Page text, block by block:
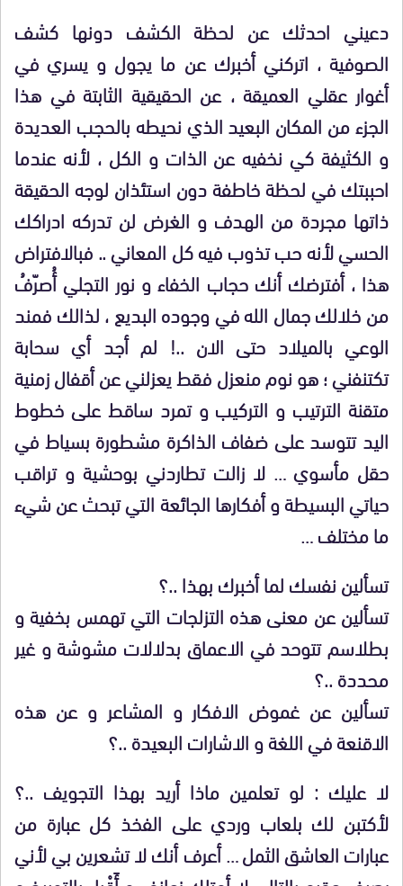
دعيني احدثك عن لحظة الكشف دونها كشف
الصوفية ، اتركني أخبرك عن ما يجول و يسري في
أغوار عقلي العميقة ، عن الحقيقية الثابتة في هذا
الجزء من المكان البعيد الذي نحيطه بالحجب العديدة
و الكثيفة كي نخفيه عن الذات و الكل ، لأنه عندما
احببتك في لحظة خاطفة دون استئذان لوجه الحقيقة
ذاتها مجردة من الهدف و الغرض لن تدركه ادراكك
الحسي لأنه حب تذوب فيه كل المعاني .. فبالافتراض
هذا ، أفترضك أنك حجاب الخفاء و نور التجلي أُصرّفُ
من خلالك جمال الله في وجوده البديع ، لذالك فمند
الوعي بالميلاد حتى الان ..! لم أجد أي سحابة
تكتنفني ؛ هو نوم منعزل فقط يعزلني عن أقفال زمنية
متقنة الترتيب و التركيب و تمرد ساقط على خطوط
اليد تتوسد على ضفاف الذاكرة مشطورة بسياط في
حقل مأسوي … لا زالت تطاردني بوحشية و تراقب
حياتي البسيطة و أفكارها الجائعة التي تبحث عن شيء
ما مختلف …
تسألين نفسك لما أخبرك بهذا ..؟
تسألين عن معنى هذه التزلجات التي تهمس بخفية و
بطلاسم تتوحد في الاعماق بدلالات مشوشة و غير
محددة ..؟
تسألين عن غموض الافكار و المشاعر و عن هذه
الاقنعة في اللغة و الاشارات البعيدة ..؟
لا عليك : لو تعلمين ماذا أريد بهذا التجويف ..؟
لأكتبن لك بلعاب وردي على الفخذ كل عبارة من
عبارات العاشق الثمل … أعرف أنك لا تشعرين بي لأني